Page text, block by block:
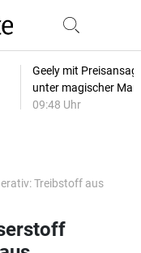
Geely mit
unter magischer
09:48 Uhr
Treibstoff aus